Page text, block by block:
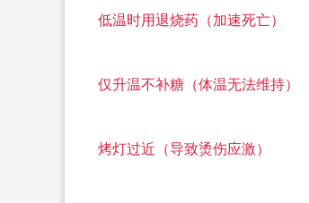
低温时用退烧药（加速死亡）
仅升温不补糖（体温无法维持）
烤灯过近（导致烫伤应激）